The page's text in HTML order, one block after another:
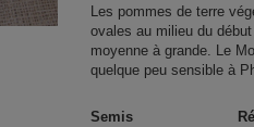
Les pommes de terre
ovales au milieu du
moyenne à grande. Le
quelque peu sensible à
Semis